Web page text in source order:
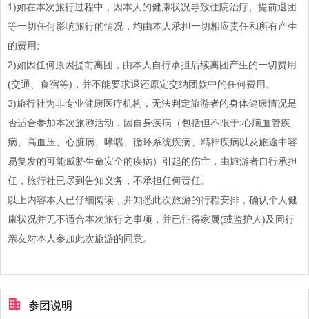
1)如在本次旅行过程中，因本人的健康状况导致住院治疗、提前退团
等一切任何影响旅行的情况，均由本人承担一切相应责任和所有产生
的费用;
2)如因任何原因提前离团，由本人自行承担后续离团产生的一切费用
(交通、食宿等)，并不能要求退还原定交纳团款中的任何费用。
3)旅行社为非专业健康医疗机构，无法判定旅游者的身体健康情况是
否适合参加本次旅游活动，因自身疾病（包括但不限于:心脑血管疾
病、高血压、心脏病、哮喘、循环系统疾病、精神疾病以及旅途中容
易复发的可能威胁生命安全的疾病）引起的伤亡，由旅游者自行承担
任，旅行社已尽到告知义务，不承担任何责任。
以上内容本人已仔细阅读，并知悉此次旅游的行程安排，确认个人健
康状况并无不适合本次旅行之事项，并已征得家属(或监护人)及同行
亲友对本人参加此次旅游的同意。
参团说明